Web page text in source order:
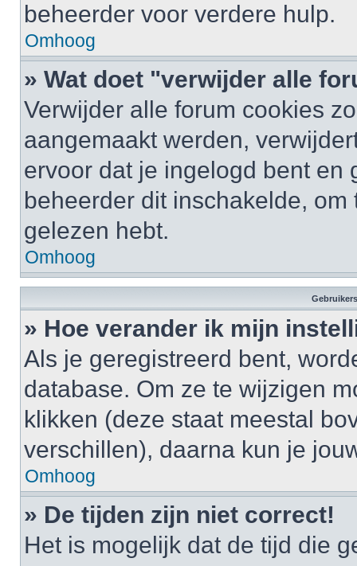
beheerder voor verdere hulp.
Omhoog
» Wat doet "verwijder alle
Verwijder alle forum cookies
aangemaakt werden,
ervoor dat je ingelogd bent en
beheerder dit inschakelde,
gelezen hebt.
Omhoog
» Hoe verander ik mijn
Als je geregistreerd bent,
database. Om ze te wijzigen
klikken (deze staat meestal
verschillen), daarna kun je
Omhoog
» De tijden zijn niet correct!
Het is mogelijk dat de tijd die